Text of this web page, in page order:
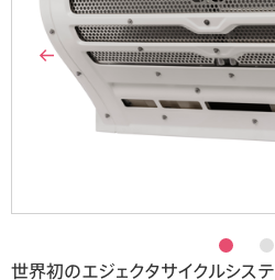
世界初のエジェクタサイクルシス